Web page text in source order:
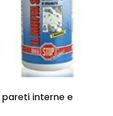
interne e